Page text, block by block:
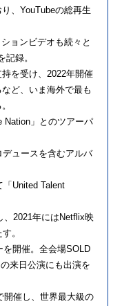
、YouTubeの総再生
ョンビデオも続々と
録。
を受け、2022年開催
ど、いま海外で最も
Nation」とのツアーパ
ュースを含むアルバ
「United Talent
、2021年にはNetflix映
。
を開催。全会場SOLD
来日公演にも出演を
開催し、世界最大級の